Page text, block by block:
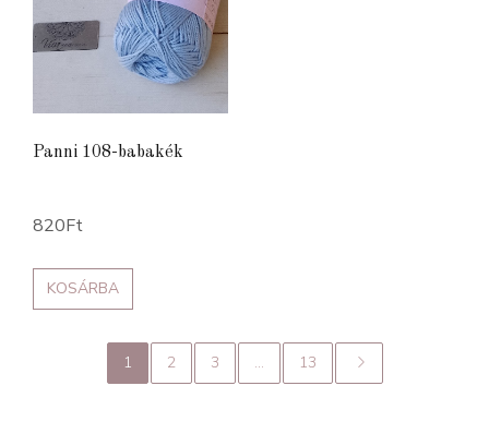
Panni 108-babakék
820Ft
KOSÁRBA
1 2 3 ... 13